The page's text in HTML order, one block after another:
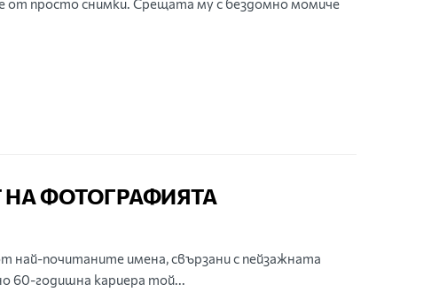
от просто снимки. Срещата му с бездомно момиче
ФОТОГРАФИЯТА
най-почитаните имена, свързани с пейзажната
60-годишна кариера той...